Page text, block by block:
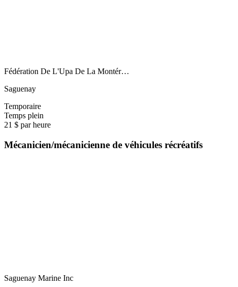
Fédération De L'Upa De La Montér…
Saguenay
Temporaire
Temps plein
21 $ par heure
Mécanicien/mécanicienne de véhicules récréatifs
Saguenay Marine Inc